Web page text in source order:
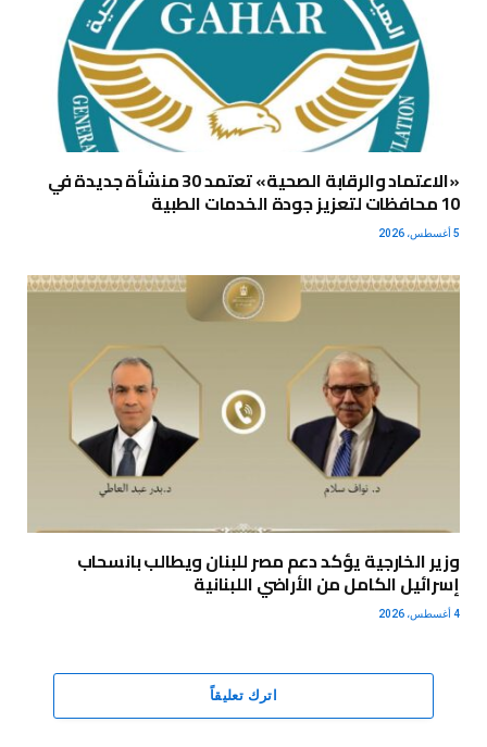
«الاعتماد والرقابة الصحية» تعتمد 30 منشأة جديدة في
10 محافظات لتعزيز جودة الخدمات الطبية
5 أغسطس، 2026
وزير الخارجية يؤكد دعم مصر للبنان ويطالب بانسحاب
إسرائيل الكامل من الأراضي اللبنانية
4 أغسطس، 2026
اترك تعليقاً